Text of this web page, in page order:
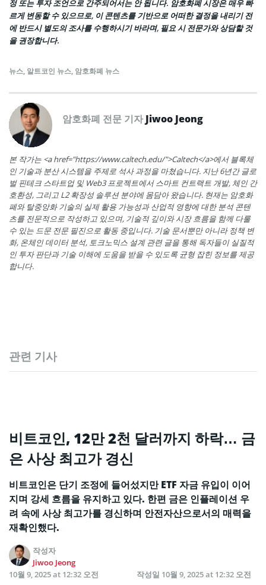
정 또는 투자 조언으로 간주되어서는 안 됩니다. 암호화폐 시장은 매우 빠
르게 변동할 수 있으므로, 이 콘텐츠를 기반으로 어떠한 결정을 내리기 전
에 반드시 별도의 조사를 수행하시기 바라며, 필요 시 전문가와 상담할 것
을 권장합니다.
뉴스, 알트코인 뉴스, 암호화폐 뉴스
암호화폐 전문 기자Jiwoo Jeong
본 작가는 <a href="https://www.caltech.edu/">Caltech</a>에서 블록체
인 기술과 분산 시스템을 주제로 석사 과정을 마쳤습니다. 지난 6년간 글로
벌 핀테크 스타트업 및 Web3 프로젝트에서 스마트 컨트랙트 개발, 체인 간
호환성, 그리고 L2 확장성 솔루션 분야에 몸담아 왔습니다. 현재는 암호화
폐와 탈중앙화 기술의 실제 활용 가능성과 산업적 영향에 대한 분석 콘텐
츠를 전문적으로 작성하고 있으며, 기술적 깊이와 시장 흐름을 함께 다룰
수 있는 드문 전문 필진으로 활동 중입니다. 기술 문서뿐만 아니라 정책 변
화, 온체인 데이터 분석, 토크노믹스 설계 관련 글을 통해 독자들이 실질적
인 투자 판단과 기술 이해에 도움을 받을 수 있도록 균형 잡힌 정보를 제공
합니다.
관련 기사
비트코인, 12만 2천 달러까지 하락… 금
은 사상 최고가 경신
비트코인은 단기 조정에 들어섰지만 ETF 자금 유입이 이어
지며 강세 흐름을 유지하고 있다. 한편 금은 인플레이션 우
려 속에 사상 최고가를 경신하며 안전자산으로서의 매력을
재확인했다.
작성자
Jiwoo Jeong
10월 9, 2025 at 12:32 오전
작성일 10월 9, 2025 at 12:32 오전